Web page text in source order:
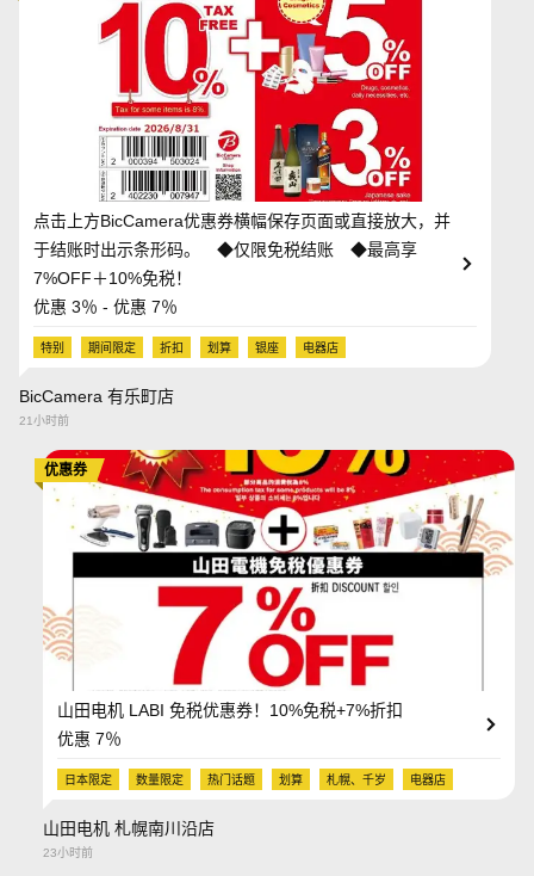
点击上方BicCamera优惠券横幅保存页面或直接放大，并
于结账时出示条形码。 ◆仅限免税结账 ◆最高享
7%OFF＋10%免税！
优惠 3％ - 优惠 7％
特别 期间限定 折扣 划算 银座 电器店
BicCamera 有乐町店
21小时前
优惠券
山田电机 LABI 免税优惠券！10%免税+7%折扣
优惠 7％
日本限定 数量限定 热门话题 划算 札幌、千岁 电器店
山田电机 札幌南川沿店
23小时前